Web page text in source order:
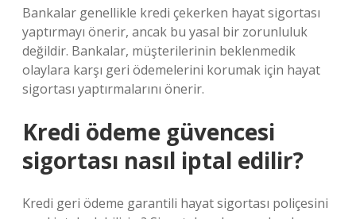
Bankalar genellikle kredi çekerken hayat sigortası
yaptırmayı önerir, ancak bu yasal bir zorunluluk
değildir. Bankalar, müşterilerinin beklenmedik
olaylara karşı geri ödemelerini korumak için hayat
sigortası yaptırmalarını önerir.
Kredi ödeme güvencesi
sigortası nasıl iptal edilir?
Kredi geri ödeme garantili hayat sigortası poliçesini